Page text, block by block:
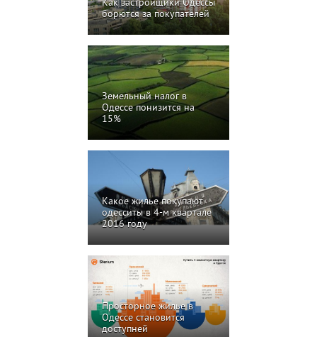
Как застройщики Одессы
борются за покупателей
Земельный налог в
Одессе понизится на
15%
Какое жилье покупают
одесситы в 4-м квартале
2016 году
Просторное жилье в
Одессе становится
доступней